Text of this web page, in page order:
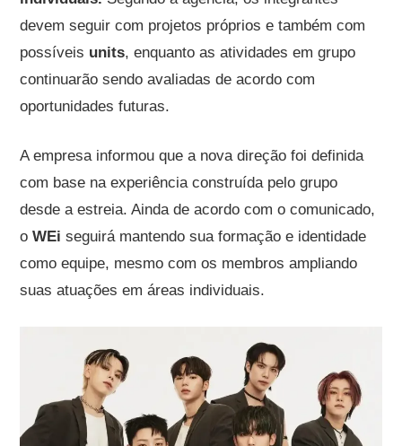
devem seguir com projetos próprios e também com
possíveis units, enquanto as atividades em grupo
continuarão sendo avaliadas de acordo com
oportunidades futuras.
A empresa informou que a nova direção foi definida
com base na experiência construída pelo grupo
desde a estreia. Ainda de acordo com o comunicado,
oWEi seguirá mantendo sua formação e identidade
como equipe, mesmo com os membros ampliando
suas atuações em áreas individuais.